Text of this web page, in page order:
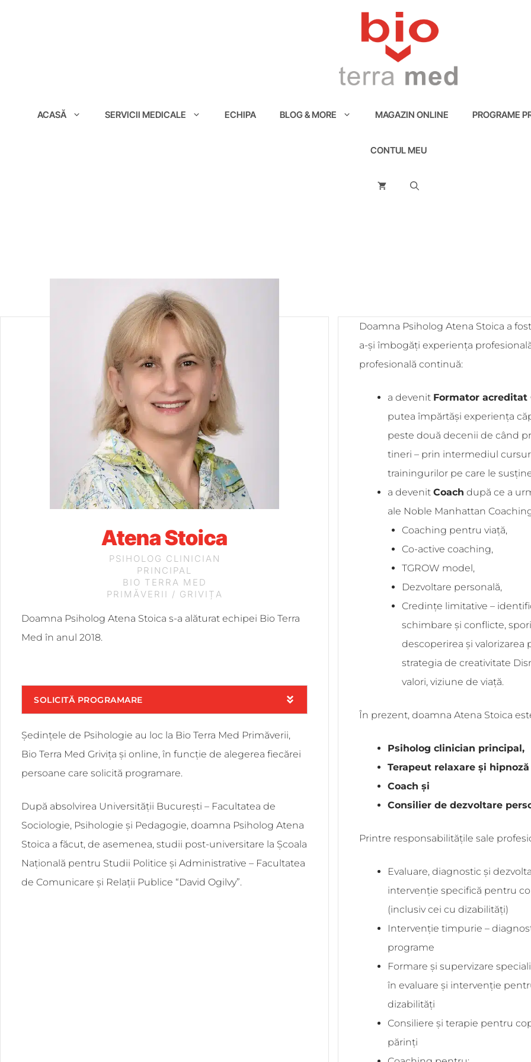
ACASĂ SERVICII MEDICALE ECHIPA BLOG & MORE MAGAZIN ONLINE PROGRAME
CONTUL MEU
Atena Stoica
PSIHOLOG CLINICIAN
PRINCIPAL
BIO TERRA MED
PRIMĂVERII / GRIVIȚA
Doamna Psiholog Atena Stoica s-a alăturat echipei Bio Terra
Med în anul 2018.
SOLICITĂ PROGRAMARE
Ședințele de Psihologie au loc la Bio Terra Med Primăverii,
Bio Terra Med Grivița și online, în funcție de alegerea fiecărei
persoane care solicită programare.
După absolvirea Universității București – Facultatea de
Sociologie, Psihologie și Pedagogie, doamna Psiholog Atena
Stoica a făcut, de asemenea, studii post-universitare la Școala
Națională pentru Studii Politice și Administrative – Facultatea
de Comunicare și Relații Publice “David Ogilvy”.
Doamna Psiholog Atena Stoica a
a-și îmbogăți experiența
profesională continuă:
a devenit Formator acreditat
putea împărtăși experiența
peste două decenii de când
tineri – prin intermediul
trainingurilor pe care le
a devenit Coach după ce a
ale Noble Manhattan
Coaching pentru viață,
Co-active coaching,
TGROW model,
Dezvoltare personală,
Credințe limitative –
schimbare și conflicte,
descoperirea și
strategia de creativitate
valori, viziune de viață.
În prezent, doamna Atena Stoica
Psiholog clinician principal,
Terapeut relaxare și
Coach și
Consilier de dezvoltare
Printre responsabilitățile sale
Evaluare, diagnostic și
intervenție specifică pentru
(inclusiv cei cu dizabilități)
Intervenție timpurie –
programe
Formare și supervizare
în evaluare și intervenție
dizabilități
Consiliere și terapie pentru
părinți